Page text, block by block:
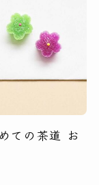
ての茶道 お